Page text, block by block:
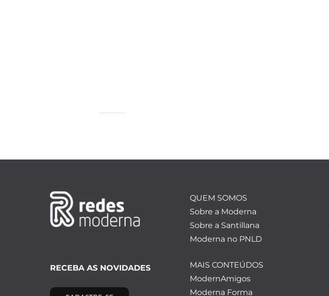
RECEBA AS NOVIDADES
QUEM SOMOS
Sobre a Moderna
Sobre a Santillana
Moderna no PNLD
MAIS CONTEÚDOS
ModernAmigos
Moderna Forma